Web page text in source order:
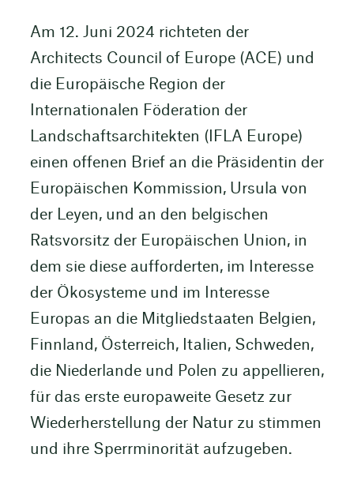
Am 12. Juni 2024 richteten der
Architects Council of Europe (ACE) und
die Europäische Region der
Internationalen Föderation der
Landschaftsarchitekten (IFLA Europe)
einen offenen Brief an die Präsidentin der
Europäischen Kommission, Ursula von
der Leyen, und an den belgischen
Ratsvorsitz der Europäischen Union, in
dem sie diese aufforderten, im Interesse
der Ökosysteme und im Interesse
Europas an die Mitgliedstaaten Belgien,
Finnland, Österreich, Italien, Schweden,
die Niederlande und Polen zu appellieren,
für das erste europaweite Gesetz zur
Wiederherstellung der Natur zu stimmen
und ihre Sperrminorität aufzugeben.